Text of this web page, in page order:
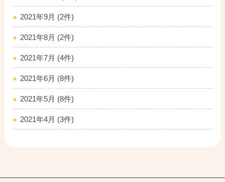
2021年9月 (2件)
2021年8月 (2件)
2021年7月 (4件)
2021年6月 (8件)
2021年5月 (8件)
2021年4月 (3件)